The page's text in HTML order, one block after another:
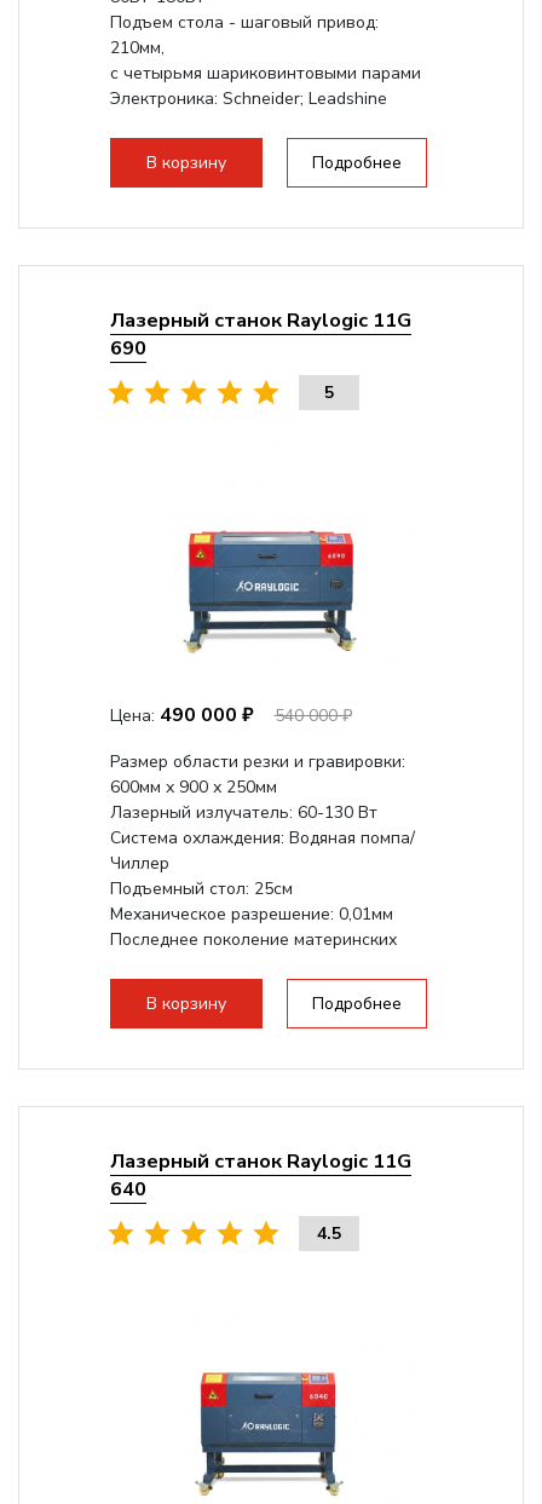
Подъем стола - шаговый привод:
210мм,
с четырьмя шариковинтовыми парами
Электроника: Schneider; Leadshine
В корзину Подробнее
Лазерный станок Raylogic 11G
690
5
Цена: 490 000 ₽
540 000 ₽
Размер области резки и гравировки:
600мм х 900 х 250мм
Лазерный излучатель: 60-130 Вт
Система охлаждения: Водяная помпа/
Чиллер
Подъемный стол: 25см
Механическое разрешение: 0,01мм
Последнее поколение материнских
В корзину Подробнее
Лазерный станок Raylogic 11G
640
4.5